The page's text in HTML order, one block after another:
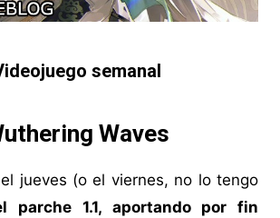
semanal
Waves
jueves (o el viernes, no lo tengo
parche 1.1, aportando por fin